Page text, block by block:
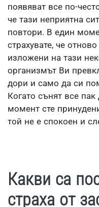
появяват все по-
че тази неприятна
повтори. В един
страхувате, че
изложени на тази
организмът Ви
дори и само да си
Когато сънят все
момент сте
той не е спокоен и
Какви са
страха от